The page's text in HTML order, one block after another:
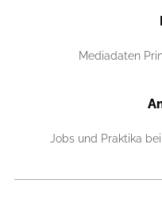
Mediadaten
Jobs und Praktika